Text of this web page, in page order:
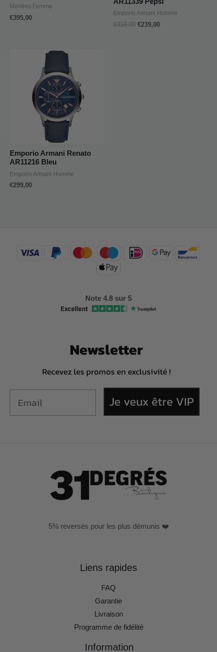
Montres Femme
€395,00
Emporio Armani Homme
€319,00 €239,00
Emporio Armani Renato
AR11216 Bleu
Emporio Armani Homme
€299,00
Note 4.8 sur 5
Newsletter
Recevez les promos en exclusivité !
Je veux être VIP
5% reversés pour les plus démunis ❤️
Liens rapides
FAQ
Garantie
Livraison
Programme de fidélité
Information